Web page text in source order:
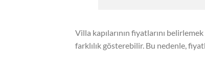
Villa kapılarının fiyatlarını
farklılık gösterebilir. Bu nedenle,